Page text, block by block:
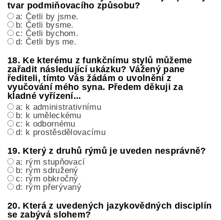
tvar podmiňovacího způsobu?
a: Četli by jsme.
b: Četli bysme.
c: Četli bychom.
d: Četli bys me.
18. Ke kterému z funkčnímu stylů můžeme
zařadit následující ukázku? Vážený pane
řediteli, tímto Vás žádám o uvolnění z
vyučování mého syna. Předem děkuji za
kladné vyřízení...
a: k administrativnímu
b: k uměleckému
c: k odbornému
d: k prostěsdělovacímu
19. Který z druhů rýmů je uveden nesprávně?
a: rým stupňovací
b: rým sdružený
c: rým obkročný
d: rým přerývaný
20. Která z uvedených jazykovědných disciplín
se zabývá slohem?